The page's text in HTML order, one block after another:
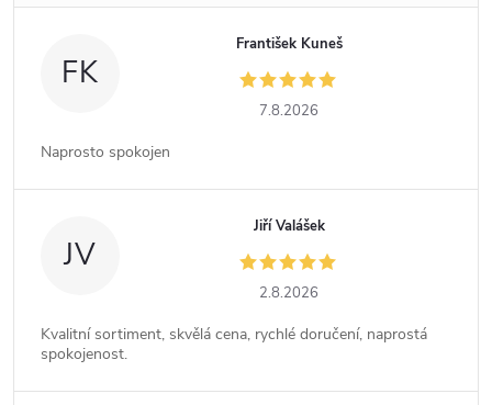
FK
František Kuneš
7.8.2026
Naprosto spokojen
JV
Jiří Valášek
2.8.2026
Kvalitní sortiment, skvělá cena, rychlé doručení, naprostá
spokojenost.